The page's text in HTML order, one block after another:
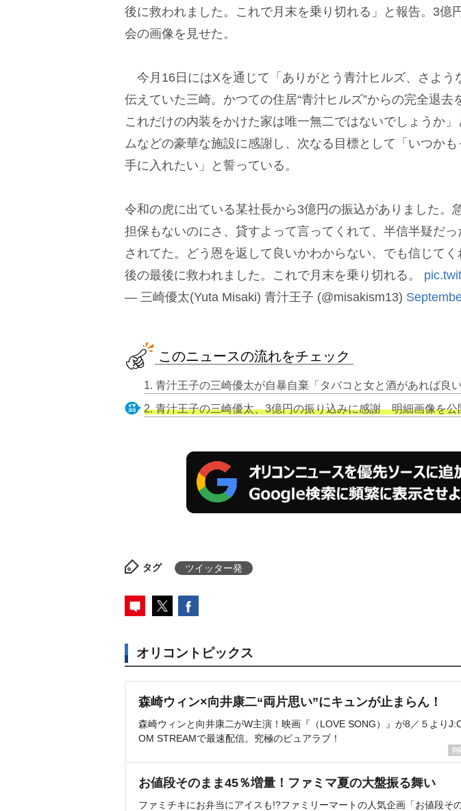
後に救われました。これで月末を乗り切れる」と報告。3億
会の画像を見せた。
今月16日にはXを通じて「ありがとう青汁ヒルズ、さよう
伝えていた三崎。かつての住居“青汁ヒルズ”からの完全退去
これだけの内装をかけた家は唯一無二ではないでしょうか
ムなどの豪華な施設に感謝し、次なる目標として「いつか
手に入れたい」と誓っている。
令和の虎に出ている某社長から3億円の振込がありました。
担保もないのにさ、貸すよって言ってくれて、半信半疑だ
されてた。どう恩を返して良いかわからない、でも信じて
後の最後に救われました。これで月末を乗り切れる。
— 三崎優太(Yuta Misaki) 青汁王子 (@misakism13)
このニュースの流れをチェック
2. 青汁王子の三崎優太、3億円の振り込みに感謝 明細画像を公開「某社長
タグ ツイッター発
オリコントピックス
森崎ウィン×向井康二“両片思い”にキュンが止まらん！
森崎ウィンと向井康二がW主演！映画『（LOVE SONG）』が8／５より
OM STREAMで最速配信。究極のピュアラブ！
お値段そのまま45％増量！ファミマ夏の大盤振る舞い
ファミチキにお弁当にアイスも!?ファミリーマートの人気企画「お値段そ